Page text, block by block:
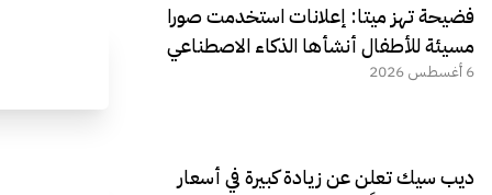
فضيحة تهز ميتا: إعلانات استخدمت صورا
مسيئة للأطفال أنشأها الذكاء الاصطناعي
6 أغسطس 2026
ديب سيك تعلن عن زيادة كبيرة في أسعار